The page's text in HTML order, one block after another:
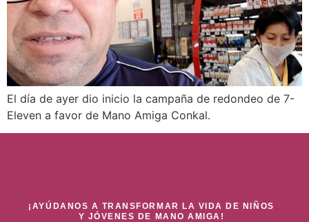
El día de ayer dio inicio la campaña de redondeo de 7-
Eleven a favor de Mano Amiga Conkal.
¡AYÚDANOS A TRANSFORMAR LA VIDA DE NIÑOS
Y JÓVENES DE MANO AMIGA!